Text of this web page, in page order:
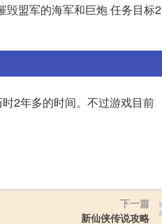
毁盟军的海军和巨炮 任务目标2
2年多的时间。不过游戏目前
下一篇
新仙侠传说攻略